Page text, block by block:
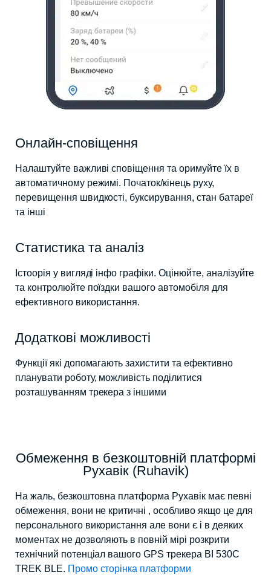
Онлайн-сповіщення
Налаштуйте важливі сповіщення та оримуйте їх в
автоматичному режимі. Початок/кінець руху,
перевищення швидкості, буксирування, стан батареї
та інші
Статистика та аналіз
Істоорія у вигляді інфо графіки. Оцінюйте, аналізуйте
та контролюйте поїздки вашого автомобіля для
ефективного використання.
Додаткові можливості
Функції які допомагають захистити та ефективно
планувати роботу, можливість поділитися
розташуванням трекера з іншими
Обмеження в безкоштовній платформі
Рухавік (Ruhavik)​
На жаль, безкоштовна платформа Рухавік має певні
обмеження, вони не критичні , особливо якщо це для
персонального використання але вони є і в деяких
моментах не дозволяють в повній мірі розкрити
технічний потенціал вашого GPS трекера BI 530C
TREK BLE. Промо сторінка платформи